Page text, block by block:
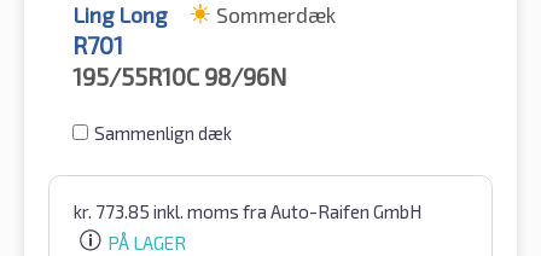
Ling Long Sommerdæk
R701
195/55R10C 98/96N
Sammenlign dæk
kr. 773.85 inkl. moms fra Auto-Raifen GmbH
PÅ LAGER